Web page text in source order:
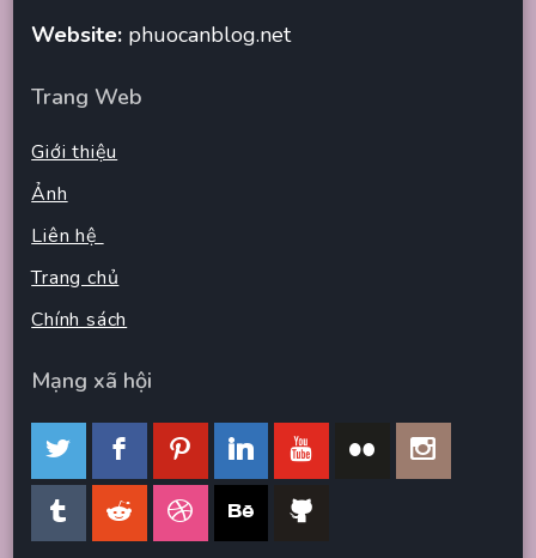
Website: phuocanblog.net
Trang Web
Giới thiệu
Ảnh
Liên hệ
Trang chủ
Chính sách
Mạng xã hội